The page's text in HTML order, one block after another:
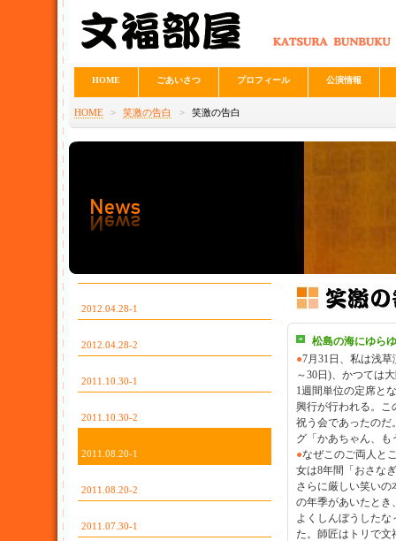
HOME ごあいさつ プロフィール 公演情報
HOME > 笑激の告白 > 笑激の告白
松島の海にゆら
●7月31日、私は浅
～30日)、かつては
1週間単位の定席と
興行が行われる。こ
祝う会であったのだ
グ「かあちゃん、
●なぜこのご両人と
女は8年間「おさな
さらに厳しい笑い
の年季があいたとき
よくしんぼうした
た。師匠はトリで文
2012.04.28-1
2012.04.28-2
2011.10.30-1
2011.10.30-2
2011.08.20-1
2011.08.20-2
2011.07.30-1